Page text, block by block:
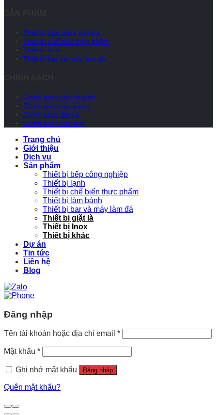
Thiết bị bếp công nghiệp
Thiết bị chế biến thực phẩm
Thiết bị lạnh
Thiết bị bar và máy làm đá
Chính sách vận chuyển
Chính sách bảo hành
Chính sách đổi trả
Chính sách bảo mật
Trang chủ
Giới thiệu
Dịch vụ
Sản phẩm
Thiết bị bếp công nghiệp
Thiết bị lạnh
Thiết bị chế biến thực phẩm
Thiết bị làm bánh
Thiết bị bar và máy làm đá
Thiết bị giặt là
Thiết bị Inox
Thiết bị khác
Dự án
Tin tức
Liên hệ
Blog
Đăng nhập
Tên tài khoản hoặc địa chỉ email *
Mật khẩu *
Ghi nhớ mật khẩu Đăng nhập
Quên mật khẩu?